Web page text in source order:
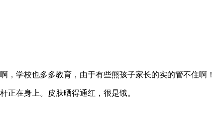
学校也多多教育，由于有些熊孩子家长的实的管不住啊！
在身上。皮肤晒得通红，很是饿。